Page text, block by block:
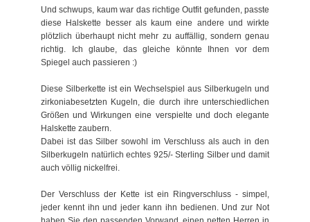
Und schwups, kaum war das richtige Outfit gefunden, passte
diese Halskette besser als kaum eine andere und wirkte
plötzlich überhaupt nicht mehr zu auffällig, sondern genau
richtig. Ich glaube, das gleiche könnte Ihnen vor dem
Spiegel auch passieren :)
Diese Silberkette ist ein Wechselspiel aus Silberkugeln und
zirkoniabesetzten Kugeln, die durch ihre unterschiedlichen
Größen und Wirkungen eine verspielte und doch elegante
Halskette zaubern.
Dabei ist das Silber sowohl im Verschluss als auch in den
Silberkugeln natürlich echtes 925/- Sterling Silber und damit
auch völlig nickelfrei.
Der Verschluss der Kette ist ein Ringverschluss - simpel,
jeder kennt ihn und jeder kann ihn bedienen. Und zur Not